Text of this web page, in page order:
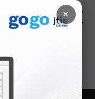
×